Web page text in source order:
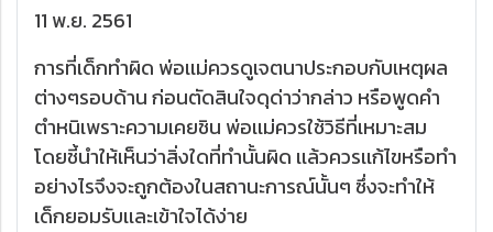
11 พ.ย. 2561
การที่เด็กทำผิด พ่อเเม่ควรดูเจตนาประกอบกับเหตุผล
ต่างๆรอบด้าน ก่อนตัดสินใจดุด่าว่ากล่าว หรือพูดคำ
ตำหนิเพราะความเคยชิน พ่อเเม่ควรใช้วิธีที่เหมาะสม
โดยชี้นำให้เห็นว่าสิ่งใดที่ทำนั้นผิด เเล้วควรเเก้ไขหรือทำ
อย่างไรจึงจะถูกต้องในสถานะการณ์นั้นๆ ซึ่งจะทำให้
เด็กยอมรับเเละเข้าใจได้ง่าย